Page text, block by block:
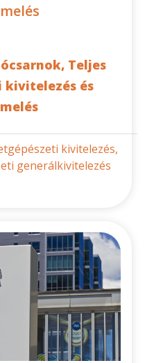
Teljes
kivitelezés és
kivitelezés,
generálkivitelezés